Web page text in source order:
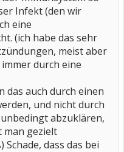
Infekt (den wir
eine
(ich habe das sehr
meist aber
durch eine
das auch durch einen
und nicht durch
abzuklären,
man gezielt
dass das bei